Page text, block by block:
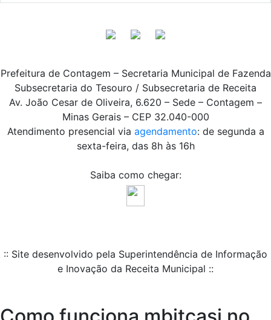
Prefeitura de Contagem – Secretaria Municipal de Fazenda
Subsecretaria do Tesouro / Subsecretaria de Receita
Av. João Cesar de Oliveira, 6.620 – Sede – Contagem –
Minas Gerais – CEP 32.040-000
Atendimento presencial via agendamento: de segunda a
sexta-feira, das 8h às 16h
Saiba como chegar:
:: Site desenvolvido pela Superintendência de Informação
e Inovação da Receita Municipal ::